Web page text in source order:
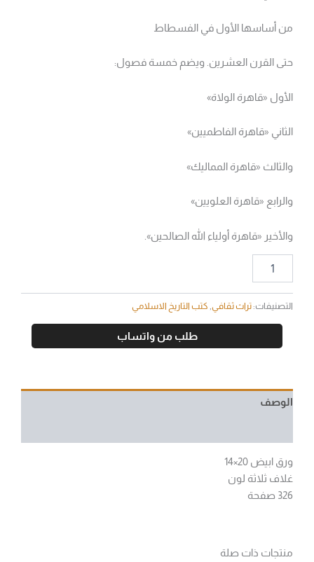
من أساسها الأول في الفسطاط
حتى القرن العشرين. ويضم خمسة فصول:
الأول «قاهرة الولاة»
الثاني «قاهرة الفاطميين»
والثالث «قاهرة المماليك»
والرابع «قاهرة العلويين»
والأخير «قاهرة أولياء الله الصالحين».
التصنيفات: تراث ثقافي كتب التاريخ الاسلامي
طلب من واتساب
الوصف
ورق ابيض 20×14
غلاف ثلاثة لون
326 صفحة
منتجات ذات صلة